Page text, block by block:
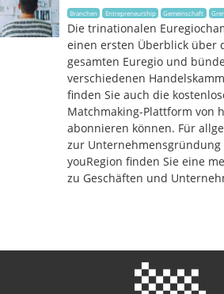
Branchen Entrepreneurship Gemeinschaft
Die trinationalen
einen ersten Überblick über
gesamten Euregio und
verschiedenen
finden Sie auch die
Matchmaking-Plattform von
abonnieren können. Für
zur
youRegion finden Sie eine
zu Geschäften und